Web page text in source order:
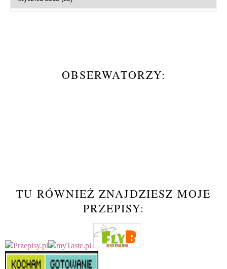
OBSERWATORZY:
TU RÓWNIEŻ ZNAJDZIESZ MOJE
PRZEPISY: